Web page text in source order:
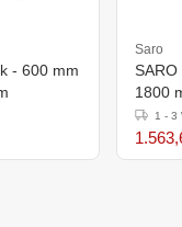
- 600 mm
Saro
1800
1 - 3